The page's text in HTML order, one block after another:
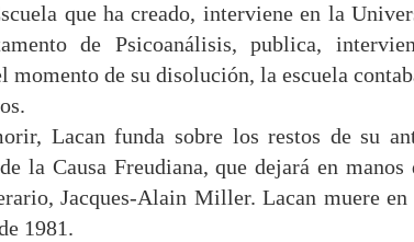
que ha creado, interviene en la
de Psicoanálisis, publica,
momento de su disolución, la escuela
Lacan funda sobre los restos de su
la Causa Freudiana, que dejará en manos
Jacques-Alain Miller. Lacan muere en
1981.